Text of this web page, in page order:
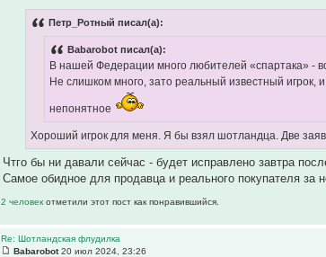
Петр_Ротный писал(а):
Babarobot писал(а):
В нашей Федерации много любителей «спартака» -
Не слишком много, зато реальный известный игрок,
непонятное
Хороший игрок для меня. Я бы взял шотландца. Две
Чтго бы ни давали сейчас - будет исправлено завтра
Самое обидное для продавца и реального покупателя за
2 человекотметили этот пост как понравившийся.
Re: Шотландская флудилка
Babarobot20 июл 2024, 23:26